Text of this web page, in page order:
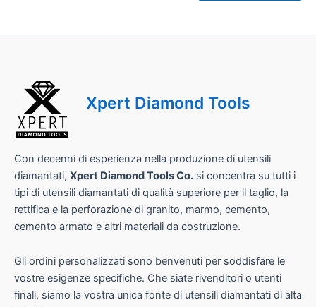
Xpert Diamond Tools
Con decenni di esperienza nella produzione di utensili
diamantati, Xpert Diamond Tools Co. si concentra su tutti i
tipi di utensili diamantati di qualità superiore per il taglio, la
rettifica e la perforazione di granito, marmo, cemento,
cemento armato e altri materiali da costruzione.
Gli ordini personalizzati sono benvenuti per soddisfare le
vostre esigenze specifiche. Che siate rivenditori o utenti
finali, siamo la vostra unica fonte di utensili diamantati di alta